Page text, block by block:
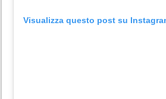
Visualizza questo post su